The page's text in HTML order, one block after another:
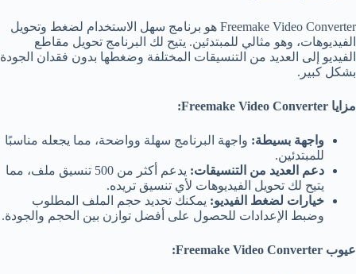
Freemake Video Converter هو برنامج سهل الاستخدام لضغط وتحويل
الفيديوهات، وهو مثالي للمبتدئين. يتيح لك البرنامج تحويل مقاطع
الفيديو إلى العديد من التنسيقات المختلفة وضغطها بدون فقدان الجودة
بشكل كبير.
مزايا
واجهة بسيطة: واجهة البرنامج سهلة وواضحة، مما يجعله مناسبًا
للمبتدئين.
دعم العديد من التنسيقات:
يدعم أكثر من 500 تنسيق ملف، مما
يتيح لك تحويل الفيديوهات لأي تنسيق تريده.
خيارات لضغط الفيديو: يمكنك تحديد حجم الملف المطلوب
وضبط الإعدادات للحصول على أفضل توازن بين الحجم والجودة.
عيوب